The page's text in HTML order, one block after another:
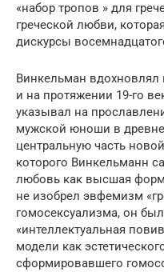
«набор тропов » для
греческой любви,
дискурсы
Винкельман вдохновлял
и на протяжении 19-го
указывал на
мужской юноши в
центральную часть
которого Винкельманн
любовь как высшая
не изобрел эвфемизм
гомосексуализма, он
«интеллектуальная
модели как
сформировавшего